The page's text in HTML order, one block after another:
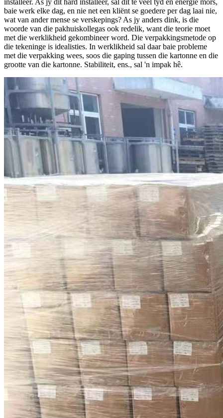
installeer. As jy dit hard installeer, sal dit te veel tyd en energie mors,
baie werk elke dag, en nie net een kliënt se goedere per dag laai nie,
wat van ander mense se verskepings? As jy anders dink, is die
woorde van die pakhuiskollegas ook redelik, want die teorie moet
met die werklikheid gekombineer word. Die verpakkingsmetode op
die tekeninge is idealisties. In werklikheid sal daar baie probleme
met die verpakking wees, soos die gaping tussen die kartonne en die
grootte van die kartonne. Stabiliteit, ens., sal 'n impak hê.